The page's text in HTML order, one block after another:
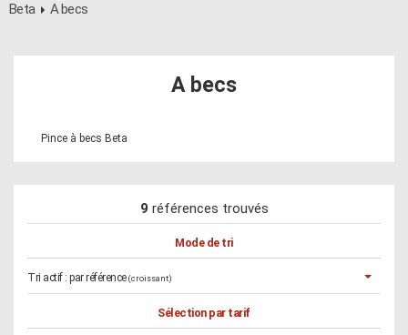
Beta
A becs
A becs
Pince à becs Beta
9 références trouvés
Mode de tri
Tri actif : par référence (croissant)
Sélection par tarif